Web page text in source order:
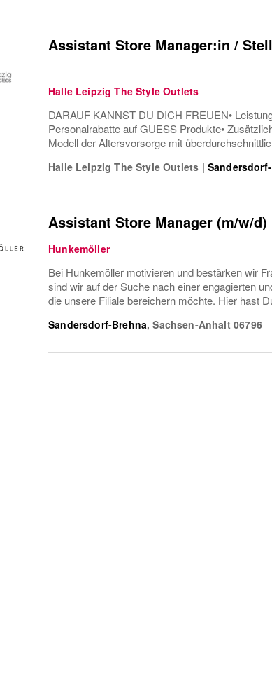
Assistant Store Manager:in /
Halle Leipzig The Style Outlets
DARAUF KANNST DU DICH FREUEN•
Personalrabatte auf GUESS Produkte•
Modell der Altersvorsorge mit
Halle Leipzig The Style Outlets |
Assistant Store Manager (m/w/d)
Hunkemöller
Bei Hunkemöller motivieren und bestärken wir
sind wir auf der Suche nach einer engagierten
die unsere Filiale bereichern möchte. Hier hast
Sandersdorf-Brehna,Sachsen-Anhalt 06796